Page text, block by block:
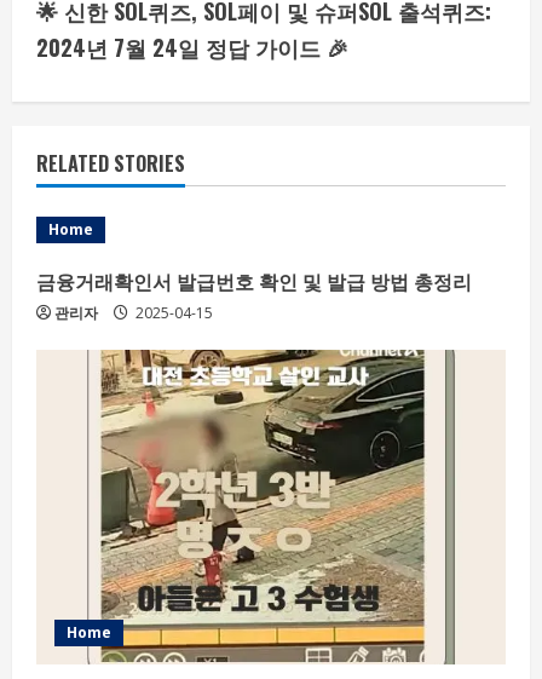
i
n
u
e
R
e
a
🌟 신한 SOL퀴즈, SOL페이 및 슈퍼SOL 출석퀴즈:
2024년 7월 24일 정답 가이드 🎉
RELATED STORIES
Home
금융거래확인서 발급번호 확인 및 발급 방법 총정리
관리자 2025-04-15
Home